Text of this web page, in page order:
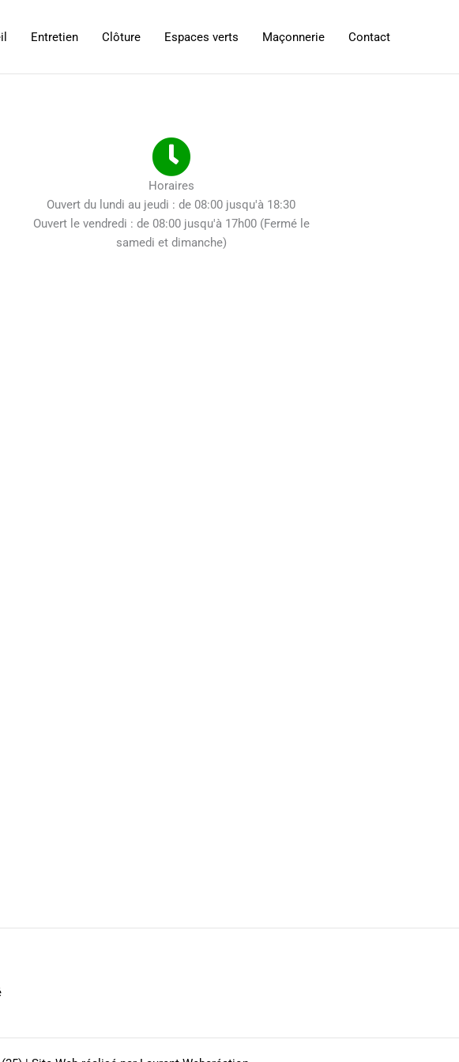
Entretien Clôture Espaces verts Maçonnerie Contact
Horaires
Ouvert du lundi au jeudi : de 08:00 jusqu'à 18:30
Ouvert le vendredi : de 08:00 jusqu'à 17h00 (Fermé le
samedi et dimanche)